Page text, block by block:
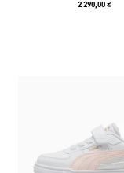
2 290,00 ₴